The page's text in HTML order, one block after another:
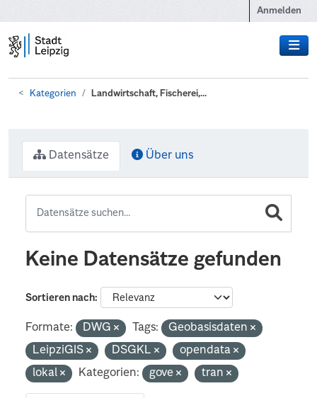
Anmelden
Kategorien Landwirtschaft, Fischerei,...
Datensätze Über uns
Keine Datensätze gefunden
Sortieren nach
Formate: DWG Tags:
Geobasisdaten
LeipziGIS
DSGKL
opendata
lokal
Kategorien: gove tran